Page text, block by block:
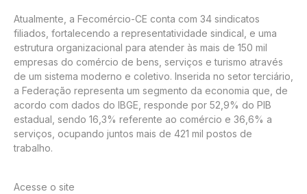
Atualmente, a Fecomércio-CE conta com 34 sindicatos
filiados, fortalecendo a representatividade sindical, e uma
estrutura organizacional para atender às mais de 150 mil
empresas do comércio de bens, serviços e turismo através
de um sistema moderno e coletivo. Inserida no setor terciário,
a Federação representa um segmento da economia que, de
acordo com dados do IBGE, responde por 52,9% do PIB
estadual, sendo 16,3% referente ao comércio e 36,6% a
serviços, ocupando juntos mais de 421 mil postos de
trabalho.
Acesse o site